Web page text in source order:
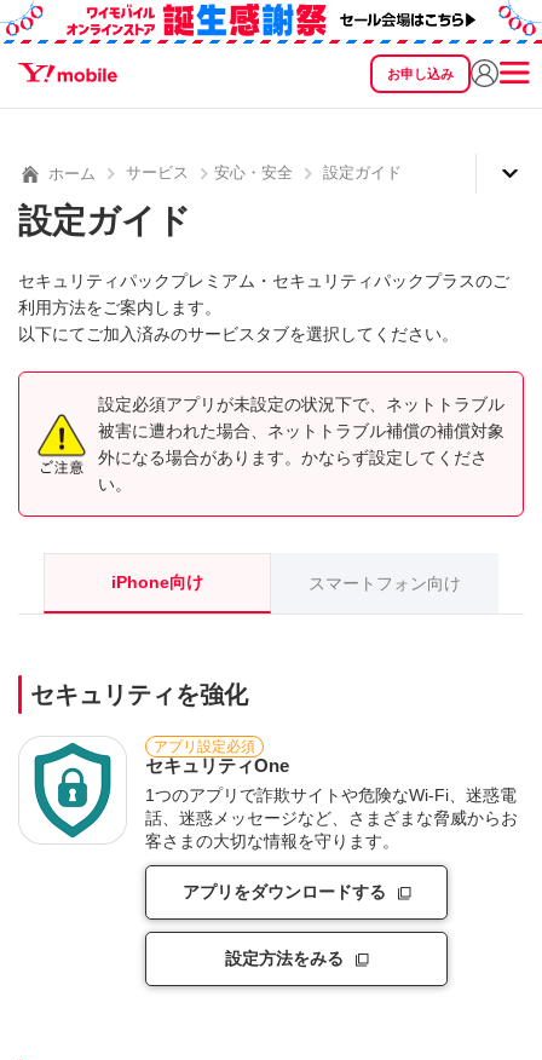
お申し込み
SEARCH
ホーム サービス 安心・安全 設定ガイド
設定ガイド
セキュリティパックプレミアム・セキュリティパックプラスのご
利用方法をご案内します。
以下にてご加入済みのサービスタブを選択してください。
設定必須アプリが未設定の状況下で、ネットトラブル
被害に遭われた場合、ネットトラブル補償の補償対象
外になる場合があります。かならず設定してくださ
い。
iPhone向け スマートフォン向け
セキュリティを強化
アプリ設定必須
セキュリティOne
1つのアプリで詐欺サイトや危険なWi-Fi、迷惑電
話、迷惑メッセージなど、さまざまな脅威からお
客さまの大切な情報を守ります。
アプリをダウンロードする
設定方法をみる